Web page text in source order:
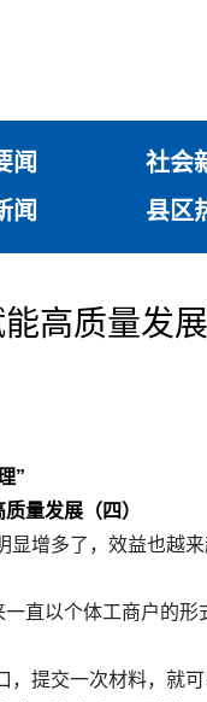
闻 社会
闻 县区
高质量发
”
量发展（四）
显增多了，效益也越
直以个体工商户的
，提交一次材料，就